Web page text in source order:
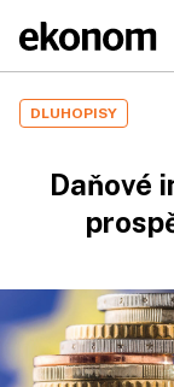
DLUHOPISY
Daňové